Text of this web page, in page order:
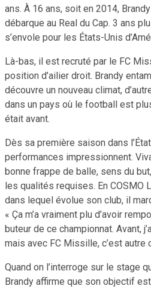
ans. À 16 ans, soit en 2014,
débarque au Real du Cap. 3 ans
s’envole pour les États-Unis
Là-bas, il est recruté par le FC
position d’ailier droit. Brandy
découvre un nouveau climat,
dans un pays où le football est
était avant.
Dès sa première saison dans
performances impressionnent.
bonne frappe de balle, sens du
les qualités requises. En COSMO
dans lequel évolue son club, il
« Ça m’a vraiment plu d’avoir
buteur de ce championnat. Avant,
mais avec FC Missille, c’est autre
Quand on l’interroge sur le stage
Brandy affirme que son objectif